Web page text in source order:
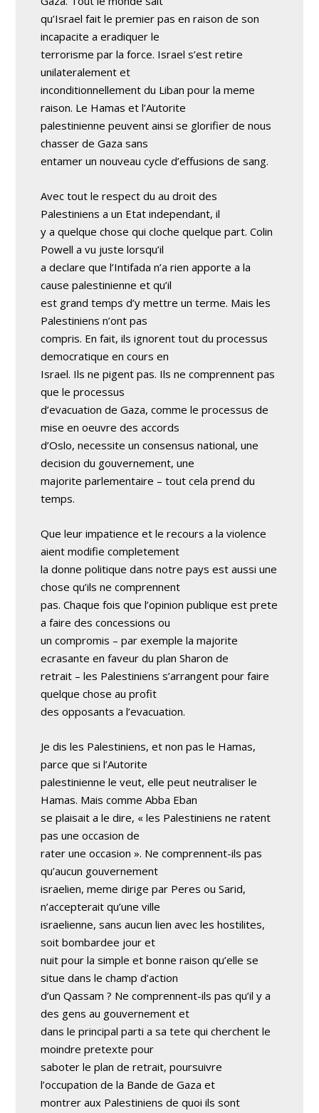
qu’Israel fait le premier pas en raison de son
incapacite a eradiquer le
terrorisme par la force. Israel s’est retire
unilateralement et
inconditionnellement du Liban pour la meme
raison. Le Hamas et l’Autorite
palestinienne peuvent ainsi se glorifier de nous
chasser de Gaza sans
entamer un nouveau cycle d’effusions de sang.
Avec tout le respect du au droit des
Palestiniens a un Etat independant, il
y a quelque chose qui cloche quelque part. Colin
Powell a vu juste lorsqu’il
a declare que l’Intifada n’a rien apporte a la
cause palestinienne et qu’il
est grand temps d’y mettre un terme. Mais les
Palestiniens n’ont pas
compris. En fait, ils ignorent tout du processus
democratique en cours en
Israel. Ils ne pigent pas. Ils ne comprennent pas
que le processus
d’evacuation de Gaza, comme le processus de
mise en oeuvre des accords
d’Oslo, necessite un consensus national, une
decision du gouvernement, une
majorite parlementaire – tout cela prend du
temps.
Que leur impatience et le recours a la violence
aient modifie completement
la donne politique dans notre pays est aussi une
chose qu’ils ne comprennent
pas. Chaque fois que l’opinion publique est prete
a faire des concessions ou
un compromis – par exemple la majorite
ecrasante en faveur du plan Sharon de
retrait – les Palestiniens s’arrangent pour faire
quelque chose au profit
des opposants a l’evacuation.
Je dis les Palestiniens, et non pas le Hamas,
parce que si l’Autorite
palestinienne le veut, elle peut neutraliser le
Hamas. Mais comme Abba Eban
se plaisait a le dire, « les Palestiniens ne ratent
pas une occasion de
rater une occasion ». Ne comprennent-ils pas
qu’aucun gouvernement
israelien, meme dirige par Peres ou Sarid,
n’accepterait qu’une ville
israelienne, sans aucun lien avec les hostilites,
soit bombardee jour et
nuit pour la simple et bonne raison qu’elle se
situe dans le champ d’action
d’un Qassam ? Ne comprennent-ils pas qu’il y a
des gens au gouvernement et
dans le principal parti a sa tete qui cherchent le
moindre pretexte pour
saboter le plan de retrait, poursuivre
l’occupation de la Bande de Gaza et
montrer aux Palestiniens de quoi ils sont